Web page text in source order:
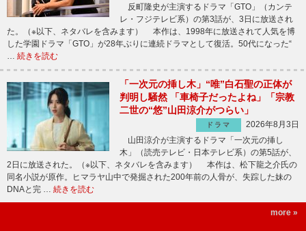
反町隆史が主演するドラマ「GTO」（カンテ
レ・フジテレビ系）の第3話が、3日に放送され
た。（※以下、ネタバレを含みます） 本作は、1998年に放送されて人気を博
した学園ドラマ「GTO」が28年ぶりに連続ドラマとして復活。50代になった“
… 続きを読む
「一次元の挿し木」“唯”白石聖の正体が
判明し騒然 「車椅子だったよね」「宗教
二世の“悠”山田涼介がつらい」
ドラマ
2026年8月3日
山田涼介が主演するドラマ「一次元の挿し
木」（読売テレビ・日本テレビ系）の第5話が、
2日に放送された。（※以下、ネタバレを含みます） 本作は、松下龍之介氏の
同名小説が原作。ヒマラヤ山中で発掘された200年前の人骨が、失踪した妹の
DNAと完 … 続きを読む
more »